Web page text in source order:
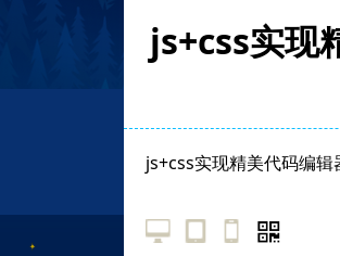
js+css实现
js+css实现精美代码编